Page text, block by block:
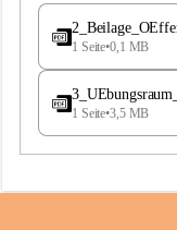
e
a
1 Seite•0,1 MB
1 Seite•3,5 MB